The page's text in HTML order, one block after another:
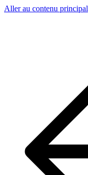
Aller au contenu principal